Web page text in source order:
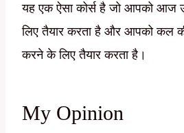
यह एक ऐसा कोर्स है जो आपको आज
लिए तैयार करता है और आपको कल की
करने के लिए तैयार करता है।
My Opinion